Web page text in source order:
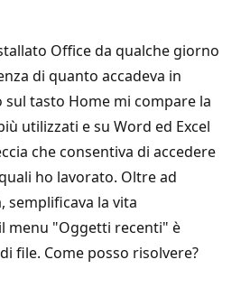
Office da qualche giorno
di quanto accadeva in
sul tasto Home mi compare la
utilizzati e su Word ed Excel
che consentiva di accedere
ho lavorato. Oltre ad
semplificava la vita
menu "Oggetti recenti" è
file. Come posso risolvere?